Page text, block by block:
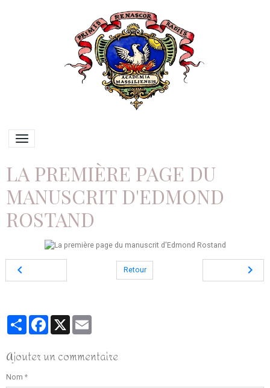
LA PREMIÈRE PAGE DU
MANUSCRIT D'EDMOND
ROSTAND
Retour
PartagerFacebook
Ajouter un commentaire
Nom